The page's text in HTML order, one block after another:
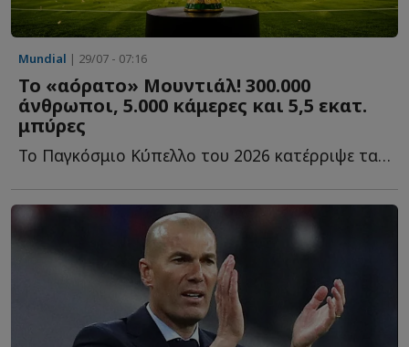
Mundial | 29/07 - 07:16
Το «αόρατο» Μουντιάλ! 300.000
άνθρωποι, 5.000 κάμερες και 5,5 εκατ.
μπύρες
Το Παγκόσμιο Κύπελλο του 2026 κατέρριψε τα όρια του ποδοσφαίρου κ...